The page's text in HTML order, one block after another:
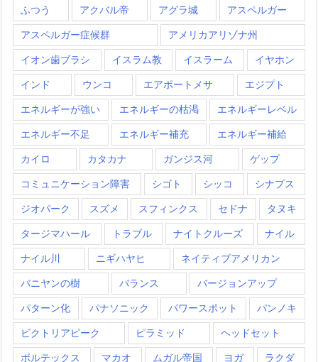
ふつう アクバル帝 アグラ城 アスペルガー
アスペルガー症候群 アメリカアリゾナ州
イオン歯ブラシ イスラム教 イスラーム イヤホン
インド ウンコ エアポートメサ エジプト
エネルギーが強い エネルギーの枯渇 エネルギーレベル
エネルギー不足 エネルギー補充 エネルギー補給
カイロ カタカナ ガンジス河 ゲップ
コミュニケーション障害 シゴト シッコ シナプス
ジオパーク スズメ スフィンクス セドナ タヌキ
タージマハール トラブル ナイトクルーズ ナイル
ナイル川 ニギハヤヒ ネイティブアメリカン
バニヤンの樹 バランス バージョンアップ
パターン化 パナソニック パワースポット パンノキ
ビクトリアピーク ピラミッド ヘッドセット
ボルテックス マカオ ムガル帝国 ヨガ ラクダ